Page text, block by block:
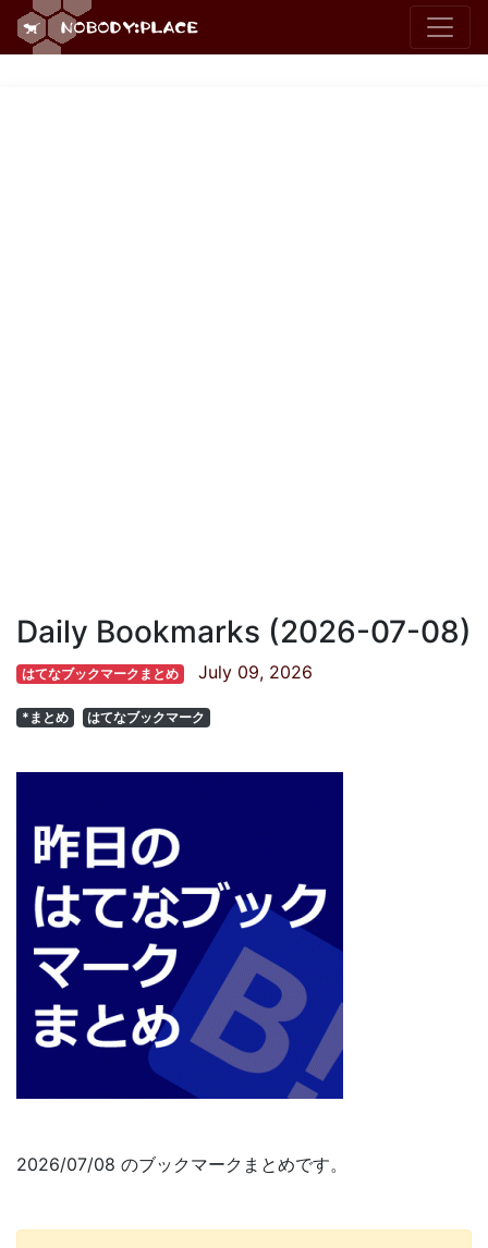
Daily Bookmarks (2026-07-08)
はてなブックマークまとめ July 09, 2026
*まとめ はてなブックマーク
2026/07/08 のブックマークまとめです。